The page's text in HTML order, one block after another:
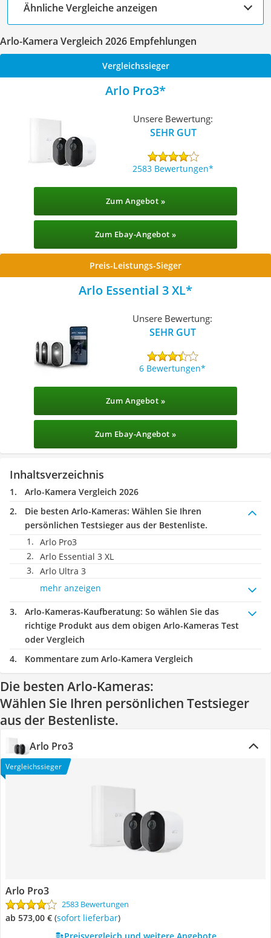
Ähnliche Vergleiche anzeigen
Arlo-Kamera Vergleich 2026 Empfehlungen
Vergleichssieger
Arlo Pro3
Unsere Bewertung:
SEHR GUT
2583 Bewertungen
Zum Angebot »
Zum Ebay-Angebot »
Preis-Leistungs-Sieger
Arlo Essential 3 XL
Unsere Bewertung:
SEHR GUT
6 Bewertungen
Zum Angebot »
Zum Ebay-Angebot »
Inhaltsverzeichnis
Arlo-Kamera Vergleich 2026
Die besten Arlo-Kameras: Wählen Sie Ihren
persönlichen Testsieger aus der Bestenliste.
Arlo Pro3
Arlo Essential 3 XL
Arlo Ultra 3
mehr anzeigen
Arlo-Kameras-Kaufberatung: So wählen Sie das
richtige Produkt aus dem obigen Arlo-Kameras Test
oder Vergleich
Kommentare zum Arlo-Kamera Vergleich
Die besten Arlo-Kameras:
Wählen Sie Ihren persönlichen Testsieger
aus der Bestenliste.
Arlo Pro3
Vergleichssieger
Arlo Pro3
2583 Bewertungen
ab 573,00 € ( Sofort lieferbar)